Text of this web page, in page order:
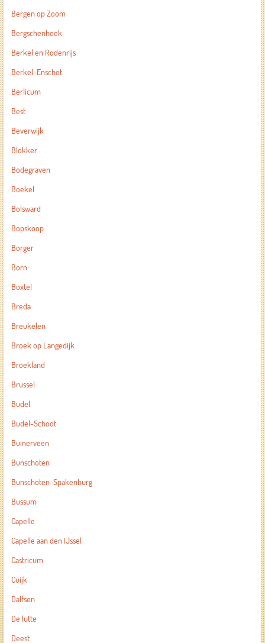
Bergen op Zoom
Bergschenhoek
Berkel en Rodenrijs
Berkel-Enschot
Berlicum
Best
Beverwijk
Blokker
Bodegraven
Boekel
Bolsward
Bopskoop
Borger
Born
Boxtel
Breda
Breukelen
Broek op Langedijk
Broekland
Brussel
Budel
Budel-Schoot
Buinerveen
Bunschoten
Bunschoten-Spakenburg
Bussum
Capelle
Capelle aan den IJssel
Castricum
Cuijk
Dalfsen
De lutte
Deest